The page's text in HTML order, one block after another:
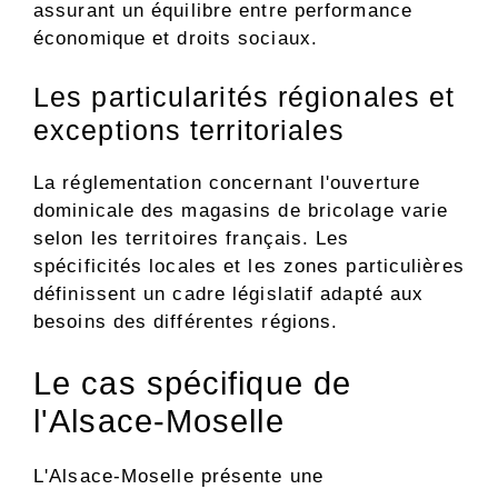
assurant un équilibre entre performance
économique et droits sociaux.
Les particularités régionales et
exceptions territoriales
La réglementation concernant l'ouverture
dominicale des magasins de bricolage varie
selon les territoires français. Les
spécificités locales et les zones particulières
définissent un cadre législatif adapté aux
besoins des différentes régions.
Le cas spécifique de
l'Alsace-Moselle
L'Alsace-Moselle présente une